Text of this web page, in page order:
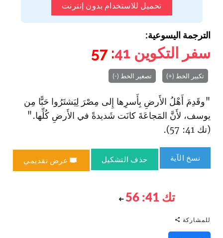
تحميل للاستخدام بدون إنترنت
الترجمة اليسوعية:
سفر التكوين 41
: 57
تكبير الخط (+) تصغير الخط (-)
"وقَدِمَ أَهْلُ الأَرضِ بِأَسرِها إِلى مِصْرَ لِيَشتَرُوا حَبًّا مِن
يوسف، لأَنَّ المَجاعَةَ كانَت شَديدةً في الأَرضِ كُلِّها."
(تك 41: 57).
نسخ الآية حذف التشكيل عرض تقديمي
تك 41: 56
للمشاركة